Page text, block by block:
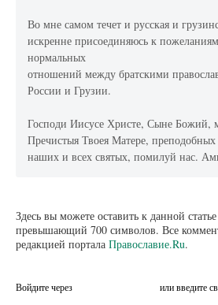
Во мне самом течет и русская и
искренне присоединяюсь к
нормальных
отношений между братскими
России и Грузии.
Господи Иисусе Христе, Сыне Божий,
Пречистыя Твоея Матере,
наших и всех святых, помилуй нас.
Здесь вы можете оставить к данной
превышающий 700 символов. Все
редакцией портала Православие.Ru.
Войдите через или введите